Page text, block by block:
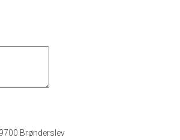
Brønderslev​